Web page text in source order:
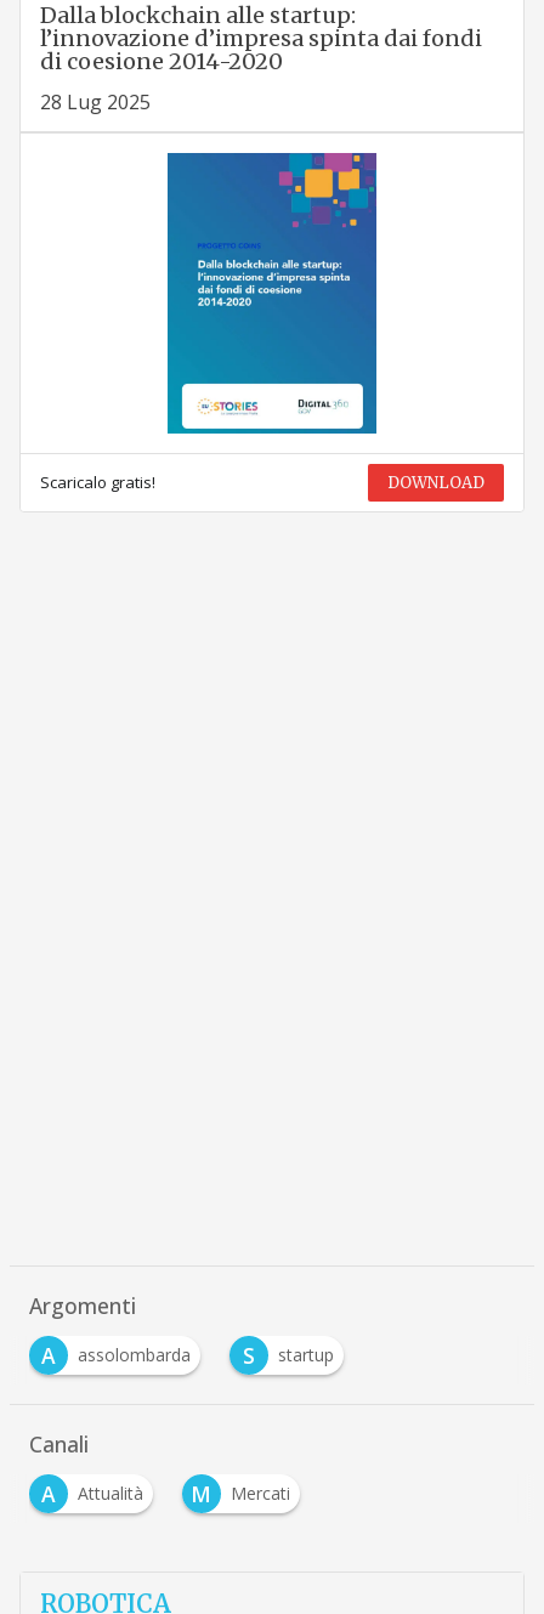
Dalla blockchain alle startup:
l’innovazione d’impresa spinta dai fondi
di coesione 2014-2020
28 Lug 2025
Scaricalo gratis! DOWNLOAD
Argomenti
A
assolombarda S startup
Canali
A
Attualità M Mercati
ROBOTICA